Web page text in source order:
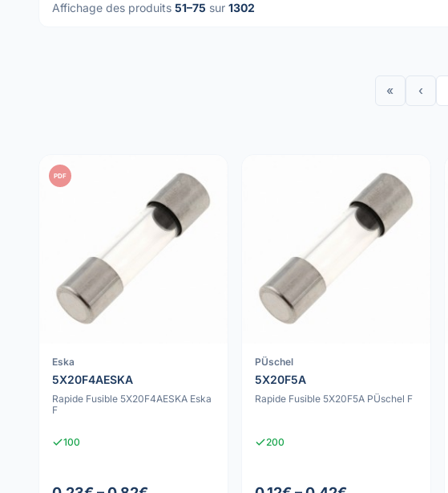
Affichage des produits 51–75 sur 1302
« ‹
PDF
Eska
5X20F4AESKA
Rapide Fusible 5X20F4AESKA Eska
F
100
PÜschel
5X20F5A
Rapide Fusible 5X20F5A PÜschel F
200